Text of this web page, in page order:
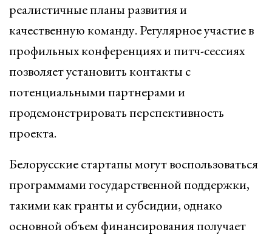
реалистичные планы развития и
качественную команду. Регулярное участие в
профильных конференциях и питч-сессиях
позволяет установить контакты с
потенциальными партнерами и
продемонстрировать перспективность
проекта.
Белорусские стартапы могут воспользоваться
программами государственной поддержки,
такими как гранты и субсидии, однако
основной объем финансирования получает